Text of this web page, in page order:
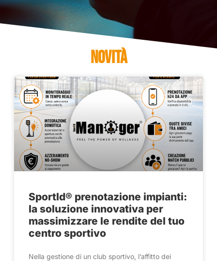
NOVITÀ
SportId® prenotazione impianti:
la soluzione innovativa per
massimizzare le rendite del tuo
centro sportivo
Nella gestione di un club sportivo, l’affitto dei